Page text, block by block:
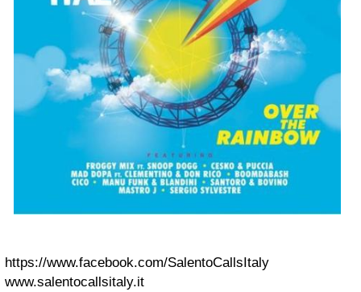
https://www.facebook.com/SalentoCallsItaly
www.salentocallsitaly.it